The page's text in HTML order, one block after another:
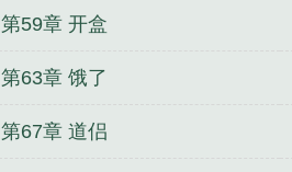
第59章 开盒
第63章 饿了
第67章 道侣